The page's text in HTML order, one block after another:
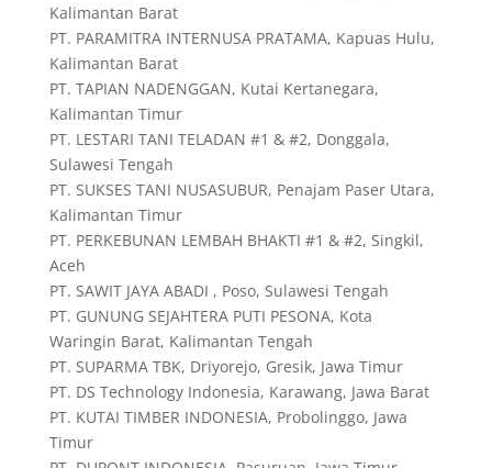
Kalimantan Barat
PT. PARAMITRA INTERNUSA PRATAMA, Kapuas Hulu,
Kalimantan Barat
PT. TAPIAN NADENGGAN, Kutai Kertanegara,
Kalimantan Timur
PT. LESTARI TANI TELADAN #1 & #2, Donggala,
Sulawesi Tengah
PT. SUKSES TANI NUSASUBUR, Penajam Paser Utara,
Kalimantan Timur
PT. PERKEBUNAN LEMBAH BHAKTI #1 & #2, Singkil,
Aceh
PT. SAWIT JAYA ABADI , Poso, Sulawesi Tengah
PT. GUNUNG SEJAHTERA PUTI PESONA, Kota
Waringin Barat, Kalimantan Tengah
PT. SUPARMA TBK, Driyorejo, Gresik, Jawa Timur
PT. DS Technology Indonesia, Karawang, Jawa Barat
PT. KUTAI TIMBER INDONESIA, Probolinggo, Jawa
Timur